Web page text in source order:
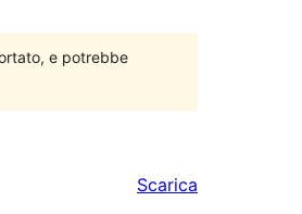
e potrebbe
Scarica